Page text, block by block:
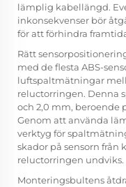
lämplig kabellängd.
inkonsekvenser bör
för att förhindra
Rätt
med de flesta ABS-
luftspaltmätningar
reluctorringen. Denna
och 2,0 mm, beroende
Genom att använda
verktyg för
skador på sensorn
reluctorringen undviks.
Monteringsbultens